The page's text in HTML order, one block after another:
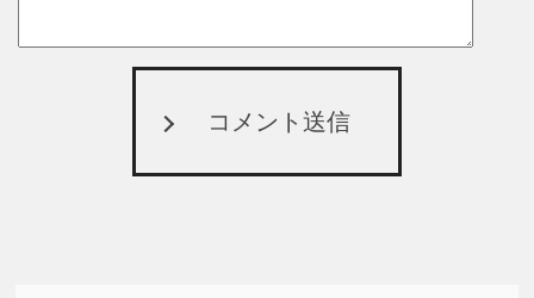
コメント送信